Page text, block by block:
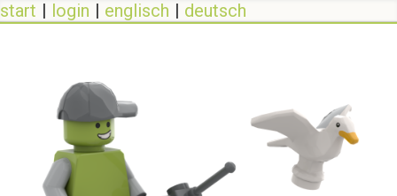
start login englisch deutsch